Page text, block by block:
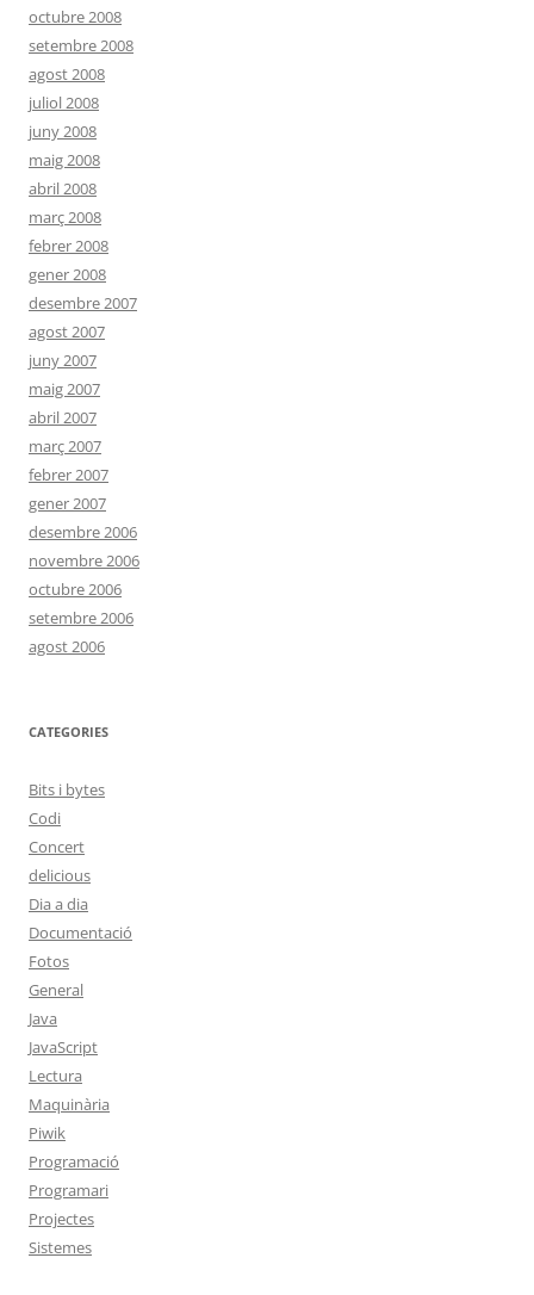
octubre 2008
setembre 2008
agost 2008
juliol 2008
juny 2008
maig 2008
abril 2008
març 2008
febrer 2008
gener 2008
desembre 2007
agost 2007
juny 2007
maig 2007
abril 2007
març 2007
febrer 2007
gener 2007
desembre 2006
novembre 2006
octubre 2006
setembre 2006
agost 2006
CATEGORIES
Bits i bytes
Codi
Concert
delicious
Dia a dia
Documentació
Fotos
General
Java
JavaScript
Lectura
Maquinària
Piwik
Programació
Programari
Projectes
Sistemes